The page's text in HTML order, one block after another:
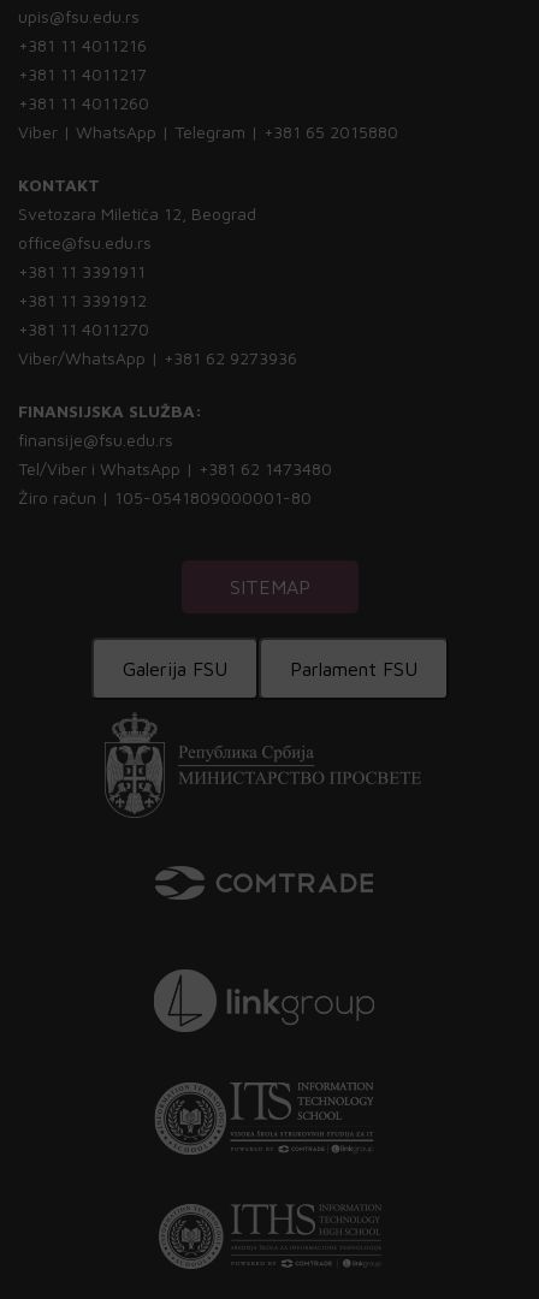
upis@fsu.edu.rs
+381 11 4011216
+381 11 4011217
+381 11 4011260
Viber | WhatsApp | Telegram | +381 65 2015880
KONTAKT
Svetozara Miletića 12, Beograd
office@fsu.edu.rs
+381 11 3391911
+381 11 3391912
+381 11 4011270
Viber/WhatsApp | +381 62 9273936
FINANSIJSKA SLUŽBA:
finansije@fsu.edu.rs
Tel/Viber i WhatsApp | +381 62 1473480
Žiro račun | 105-0541809000001-80
SITEMAP
Galerija FSU Parlament FSU